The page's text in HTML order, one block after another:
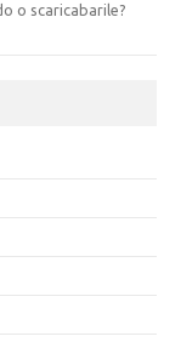
o scaricabarile?